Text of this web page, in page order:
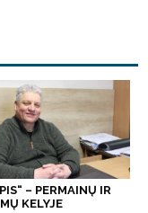
– PERMAINŲ IR
KELYJE